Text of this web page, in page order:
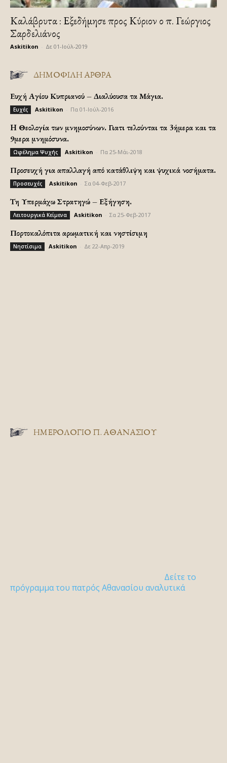
Καλάβρυτα : Εξεδήμησε προς Κύριον ο π. Γεώργιος
Σαρδελιάνος
Askitikon Δε 01-Ιούλ-2019
ΔΗΜΟΦΙΛΗ ΑΡΘΡΑ
Ευχή Αγίου Κυπριανού – Διαλύουσα τα Μάγια.
Ευχές Askitikon Πα 01-Ιούλ-2016
H Θεολογία των μνημοσύνων. Γιατι τελούνται τα 3ήμερα και τα
9μερα μνημόσυνα.
Ωφέλημα Ψυχής Askitikon Πα 25-Μάι-2018
Προσευχή για απαλλαγή από κατάθλιψη και ψυχικά νοσήματα.
Προσευχές Askitikon Σα 04-Φεβ-2017
Τη Υπερμάχω Στρατηγώ – Εξήγηση.
Λειτουργικά Κείμενα Askitikon Σα 25-Φεβ-2017
Πορτοκαλόπιτα αρωματική και νηστίσιμη
Νηστίσιμα Askitikon Δε 22-Απρ-2019
ΗΜΕΡΟΛΟΓΙΟ Π. ΑΘΑΝΑΣΙΟΥ
Δείτε το
πρόγραμμα του πατρός Αθανασίου αναλυτικά